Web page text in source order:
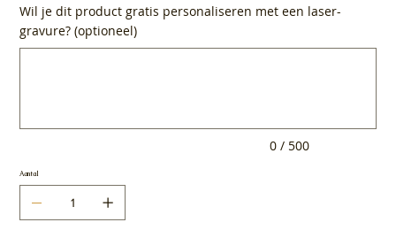
Wil je dit product gratis personaliseren met een laser-
gravure? (optioneel)
0 / 500
Aantal